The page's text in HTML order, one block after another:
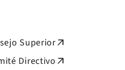
Superiorarrow_outward
Directivo arrow_outward